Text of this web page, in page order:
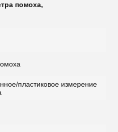
помоха,
пластиковое измерение